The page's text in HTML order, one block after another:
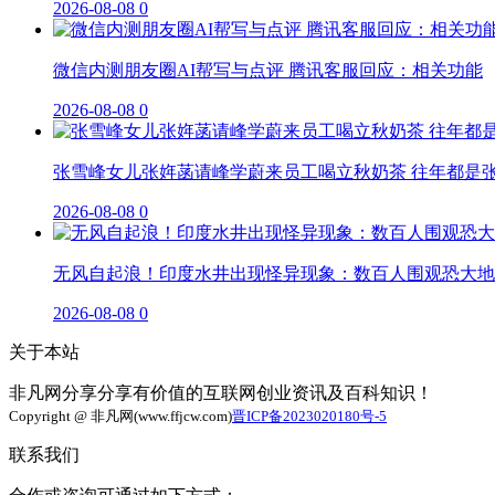
2026-08-08 0
微信内测朋友圈AI帮写与点评 腾讯客服回应：相关功能
2026-08-08 0
张雪峰女儿张姩菡请峰学蔚来员工喝立秋奶茶 往年都是
2026-08-08 0
无风自起浪！印度水井出现怪异现象：数百人围观恐大
2026-08-08 0
关于本站
非凡网分享分享有价值的互联网创业资讯及百科知识！
Copyright @ 非凡网(www.ffjcw.com)晋ICP备2023020180号-5
联系我们